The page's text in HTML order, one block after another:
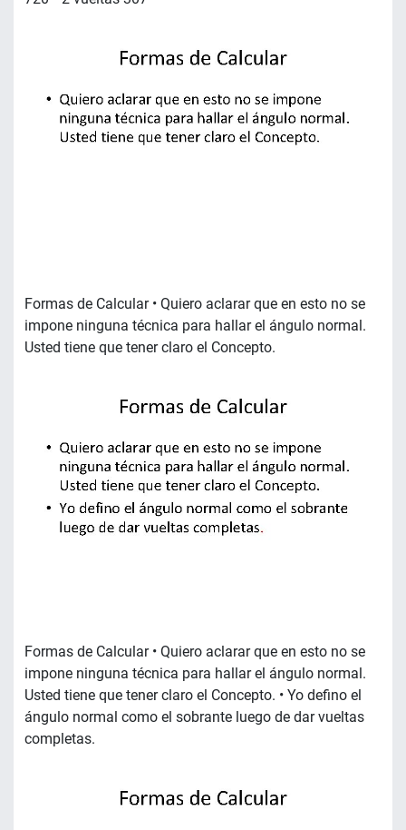
Formas de Calcular • Quiero aclarar que en esto no se
impone ninguna técnica para hallar el ángulo normal.
Usted tiene que tener claro el Concepto.
Formas de Calcular • Quiero aclarar que en esto no se
impone ninguna técnica para hallar el ángulo normal.
Usted tiene que tener claro el Concepto. • Yo defino el
ángulo normal como el sobrante luego de dar vueltas
completas.